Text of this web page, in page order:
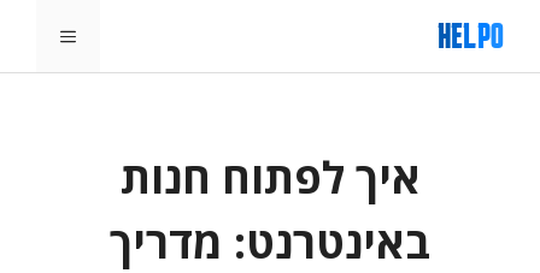
לתוכן
תפריט
איך לפתוח חנות
באינטרנט: מדריך